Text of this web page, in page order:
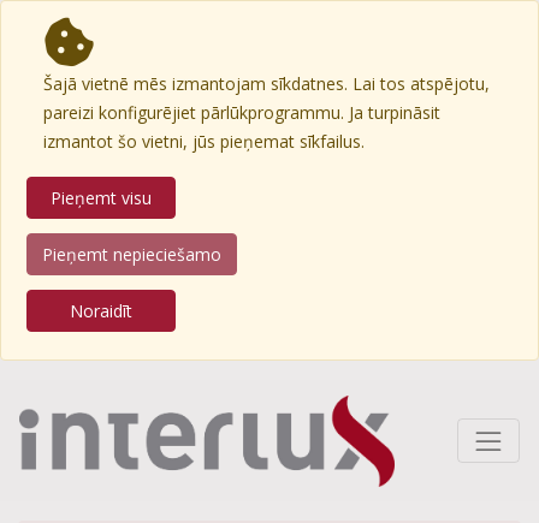
Šajā vietnē mēs izmantojam sīkdatnes. Lai tos atspējotu,
pareizi konfigurējiet pārlūkprogrammu. Ja turpināsit
izmantot šo vietni, jūs pieņemat sīkfailus.
Pieņemt visu
Pieņemt nepieciešamo
Noraidīt